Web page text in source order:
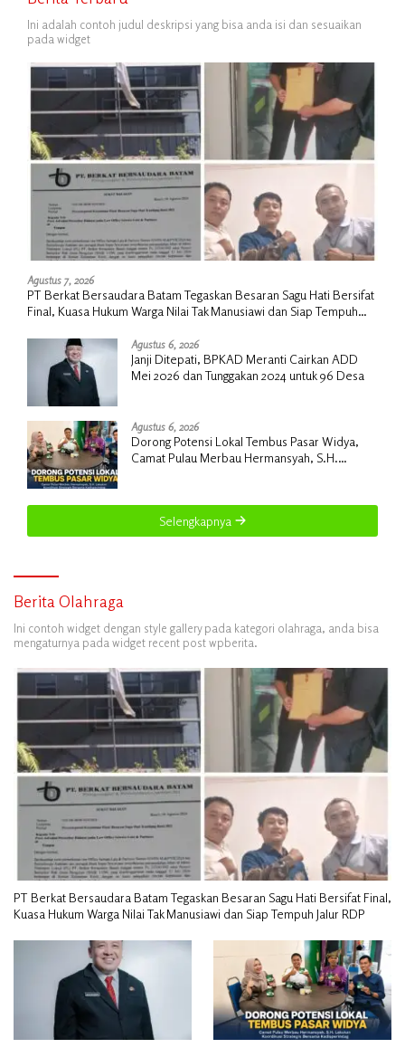
Ini adalah contoh judul deskripsi yang bisa anda isi dan sesuaikan
pada widget
Agustus 7, 2026
PT Berkat Bersaudara Batam Tegaskan Besaran Sagu Hati Bersifat
Final, Kuasa Hukum Warga Nilai Tak Manusiawi dan Siap Tempuh
Agustus 6, 2026
Janji Ditepati, BPKAD Meranti Cairkan ADD
Mei 2026 dan Tunggakan 2024 untuk 96 Desa
Agustus 6, 2026
Dorong Potensi Lokal Tembus Pasar Widya,
Camat Pulau Merbau Hermansyah, S.H.
Selengkapnya
Berita Olahraga
Ini contoh widget dengan style gallery pada kategori olahraga, anda bisa
mengaturnya pada widget recent post wpberita.
PT Berkat Bersaudara Batam Tegaskan Besaran Sagu Hati Bersifat Final,
Kuasa Hukum Warga Nilai Tak Manusiawi dan Siap Tempuh Jalur RDP